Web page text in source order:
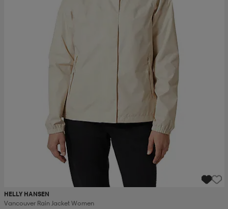
HELLY HANSEN
Vancouver Rain Jacket Women